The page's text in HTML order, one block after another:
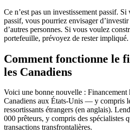
Ce n’est pas un investissement passif.
passif, vous pourriez envisager
d’autres personnes. Si vous voulez
portefeuille, prévoyez de rester impliqué.
Comment fonctionne le
les Canadiens
Voici une bonne nouvelle : Financement
Canadiens aux États-Unis — y compris
ressortissants étrangers (en anglais).
000 prêteurs, y compris des spécialistes
transactions transfrontalières.